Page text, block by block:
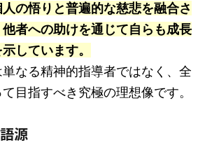
の悟りと普遍的な慈悲を融合さ
者への助けを通じて自らも成長
しています。
なる精神的指導者ではなく、全
目指すべき究極の理想像です。
源